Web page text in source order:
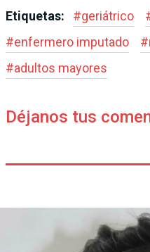
Etiquetas: #geriátrico
#enfermero imputado #
#adultos mayores
Déjanos tus